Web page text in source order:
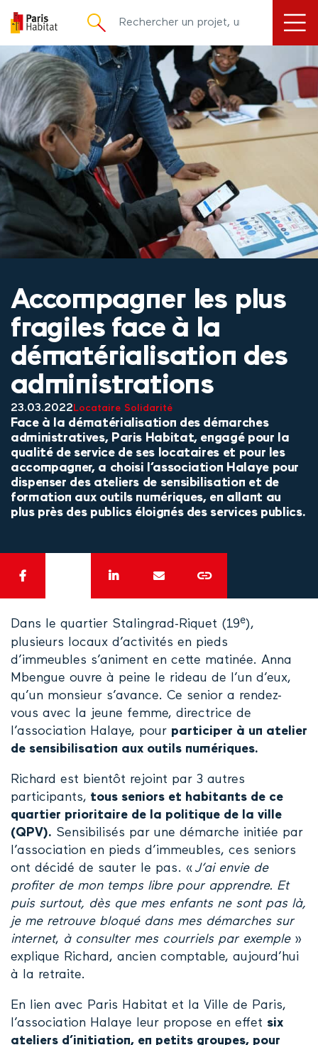
principal
Accompagner les plus
fragiles face à la
dématérialisation des
administrations
23.03.2022 Locataire Solidarité
Face à la dématérialisation des démarches
administratives, Paris Habitat, engagé pour la
qualité de service de ses locataires et pour les
accompagner, a choisi l’association Halaye pour
dispenser des ateliers de sensibilisation et de
formation aux outils numériques, en allant au
plus près des publics éloignés des services publics.
Dans le quartier Stalingrad-Riquet (19e),
plusieurs locaux d’activités en pieds
d’immeubles s’animent en cette matinée. Anna
Mbengue ouvre à peine le rideau de l’un d’eux,
qu’un monsieur s’avance. Ce senior a rendez-
vous avec la jeune femme, directrice de
l’association Halaye, pour participer à un atelier
de sensibilisation aux outils numériques.
Richard est bientôt rejoint par 3 autres
participants, tous seniors et habitants de ce
quartier prioritaire de la politique de la ville
(QPV). Sensibilisés par une démarche initiée par
l’association en pieds d’immeubles, ces seniors
ont décidé de sauter le pas. « J’ai envie de
profiter de mon temps libre pour apprendre. Et
puis surtout, dès que mes enfants ne sont pas là,
je me retrouve bloqué dans mes démarches sur
internet, à consulter mes courriels par exemple»
explique Richard, ancien comptable, aujourd’hui
à la retraite.
En lien avec Paris Habitat et la Ville de Paris,
l’association Halaye leur propose en effet six
ateliers d’initiation, en petits groupes, pour